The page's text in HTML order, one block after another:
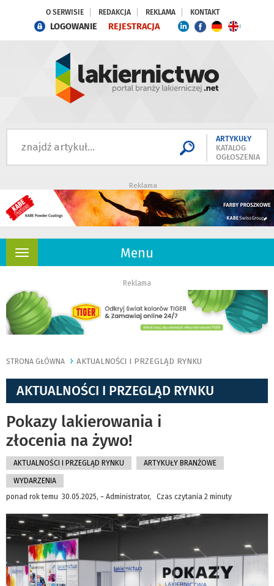
O SERWISIE REDAKCJA REKLAMA KONTAKT
LOGOWANIE REJESTRACJA
ARTYKUŁY
KATALOG
OGŁOSZENIA
Reklama
Menu
Rozwiń
Reklama
STRONA GŁÓWNA AKTUALNOŚCI I PRZEGLĄD RYNKU
AKTUALNOŚCI I PRZEGLĄD RYNKU
Pokazy lakierowania i
złocenia na żywo!
AKTUALNOŚCI I PRZEGLĄD RYNKU ARTYKUŁY BRANŻOWE
WYDARZENIA
ponad rok temu 30.05.2025, ~ Administrator, Czas czytania 2 minuty